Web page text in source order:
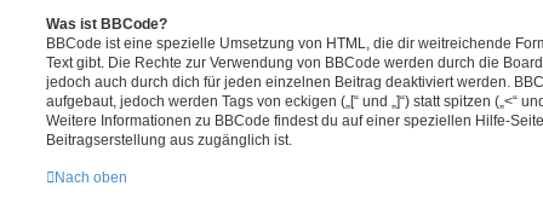
Was ist BBCode?
BBCode ist eine spezielle Umsetzung von HTML, die dir weitreichende
Text gibt. Die Rechte zur Verwendung von BBCode werden durch die
jedoch auch durch dich für jeden einzelnen Beitrag deaktiviert werden.
aufgebaut, jedoch werden Tags von eckigen („[“ und „]“) statt spitzen („<“
Weitere Informationen zu BBCode findest du auf einer speziellen Hilfe-
Beitragserstellung aus zugänglich ist.
Nach oben